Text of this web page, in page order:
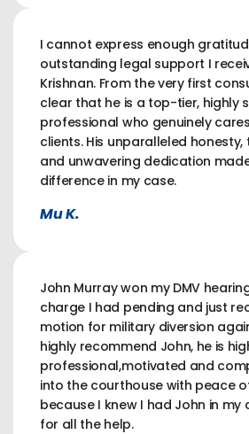
I cannot express enough
outstanding legal support I
Krishnan. From the very first
clear that he is a top-tier, highly
professional who genuinely
clients. His unparalleled
and unwavering dedication
difference in my case.
Mu K.
John Murray won my DMV
charge I had pending and just
motion for military diversion
highly recommend John, he is
professional,motivated and
into the courthouse with peace
because I knew I had John in my
for all the help.